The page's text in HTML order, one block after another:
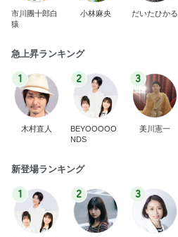
市川團十郎白
猿
小林麻央 だいたひかる
急上昇ランキング
1
木村直人
2
BEYOOOOO
NDS
3
美川憲一
新登場ランキング
1 2 3